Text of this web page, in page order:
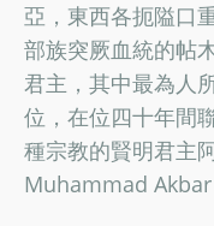
亞，東西各扼隘口
部族突厥血統的帖
君主，其中最為人
位，在位四十年間
種宗教的賢明君主
Muhammad Akbar